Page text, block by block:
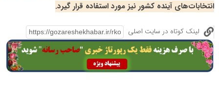
انتخابات‌های آینده کشور نیز مورد استفاده قرار گیرد.
لینک کوتاه در سایت اصلی